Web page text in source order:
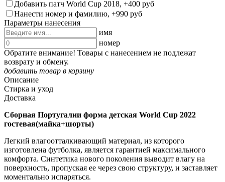
Добавить патч World Cup 2018, +400 руб
Нанести номер и фамилию, +990 руб
Параметры нанесения
имя
номер
Обратите внимание! Товары с нанесением не подлежат
возврату и обмену.
добавить товар в корзину
Описание
Стирка и уход
Доставка
Сборная Португалии форма детская World Cup 2022
гостевая(майка+шорты)
Легкий влагоотталкивающий материал, из которого
изготовлена футболка, является гарантией максимального
комфорта. Синтетика нового поколения выводит влагу на
поверхность, пропуская ее через свою структуру, и заставляет
моментально испаряться.